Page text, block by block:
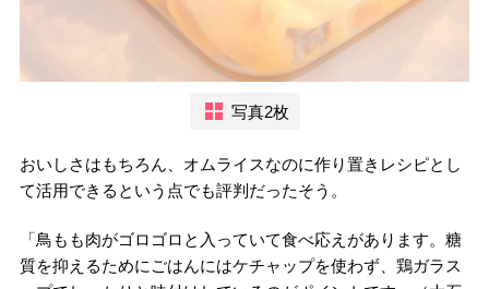
写真2枚
おいしさはもちろん、オムライスなのに作り置きレシピとし
て活用できるという点でも評判だったそう。
「鳥もも肉がゴロゴロと入っていて食べ応えがあります。糖
質を抑えるためにごはんにはケチャップを使わず、鶏ガラス